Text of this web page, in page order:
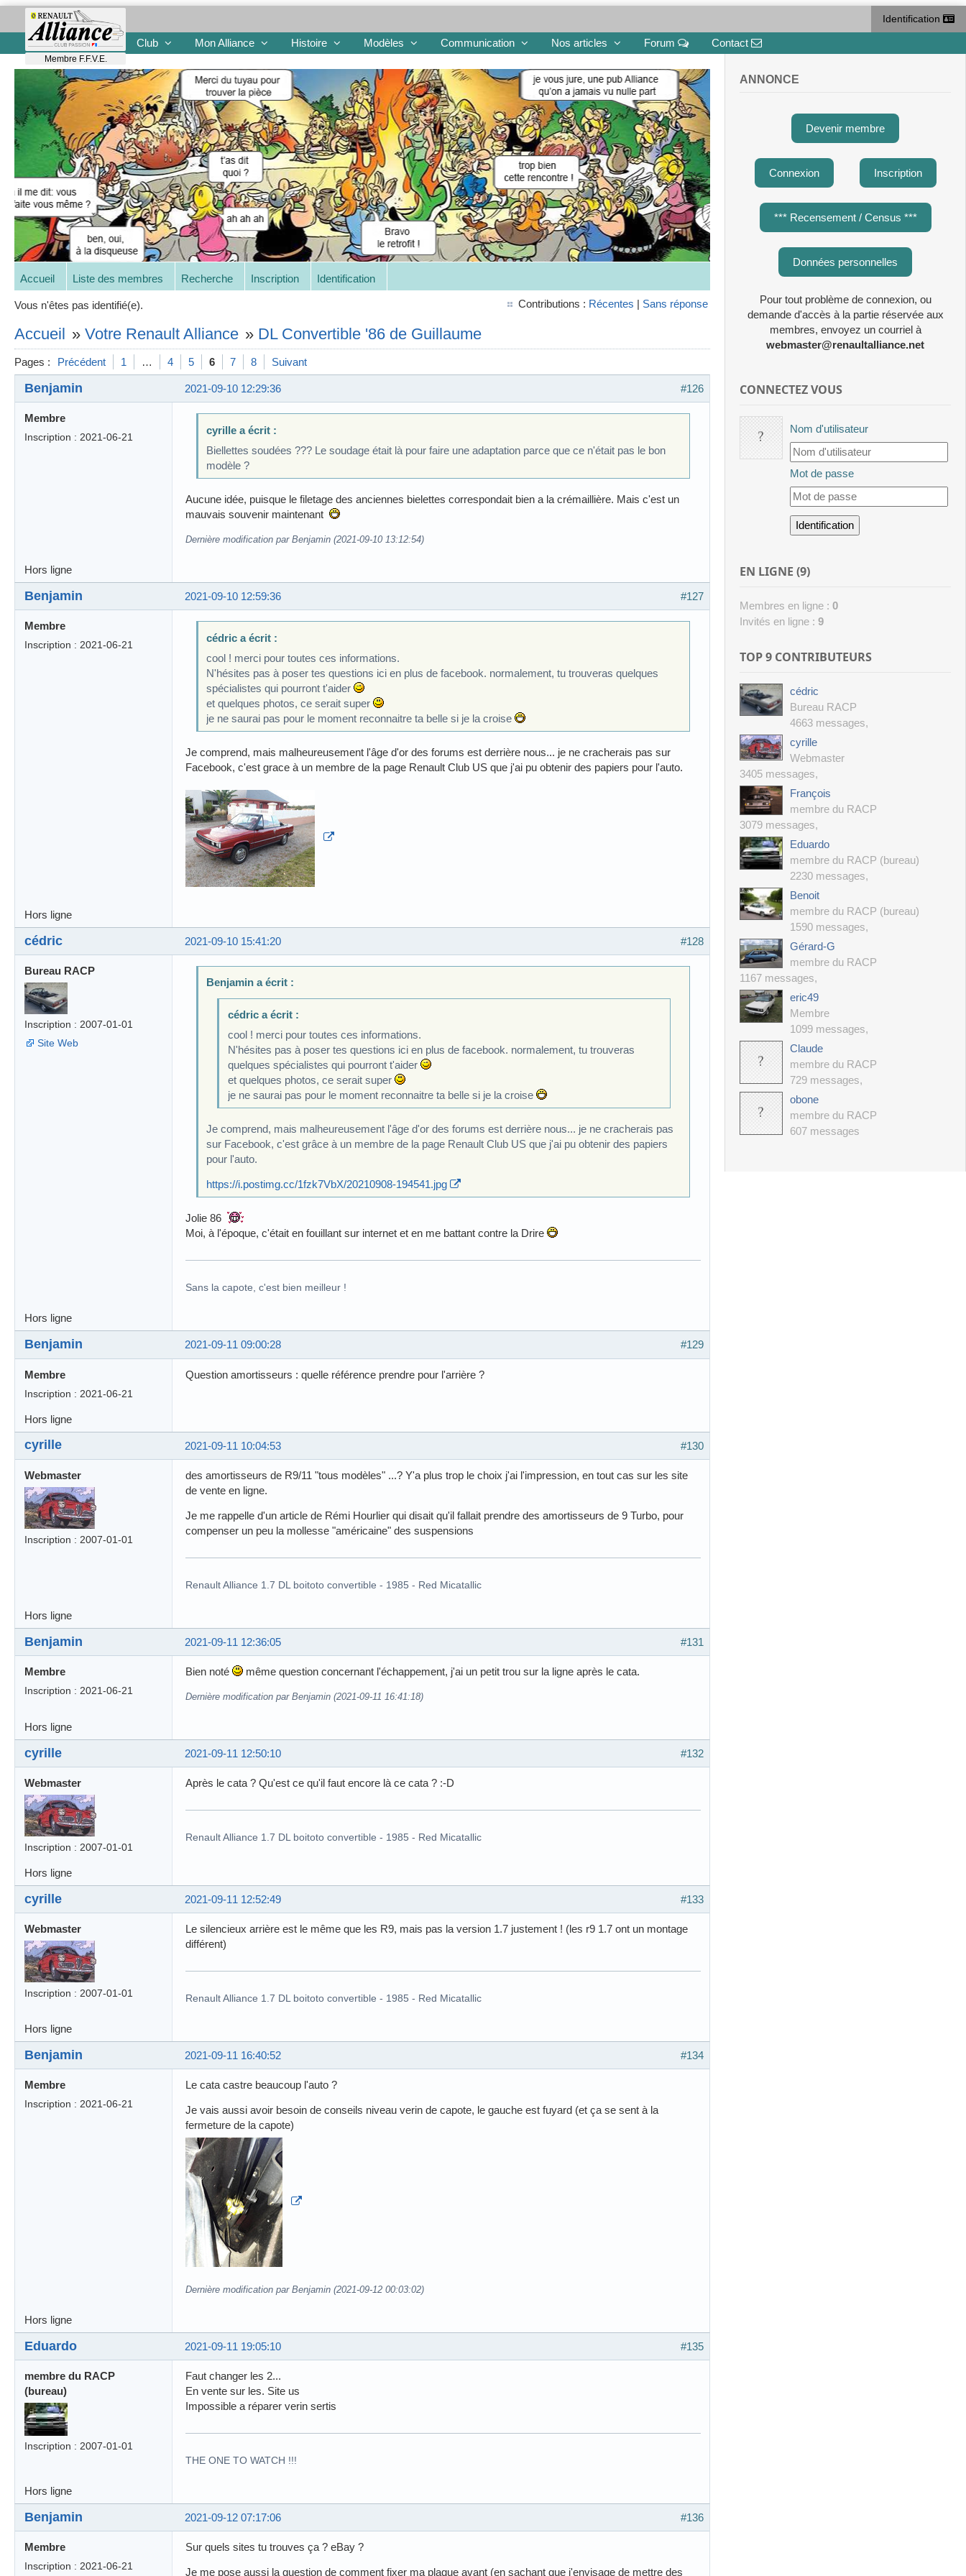
Membre F.F.V.E.
Identification
Club Mon Alliance Histoire Modèles Communication Nos articles Forum Contact
Accueil Liste des membres Recherche Inscription Identification
Vous n'êtes pas identifié(e). Contributions : Récentes | Sans réponse
Accueil » Votre Renault Alliance » DL Convertible '86 de Guillaume
Pages : Précédent 1 … 4 5 6 7 8 Suivant
#126
2021-09-10 12:29:36
Benjamin
Membre
Inscription : 2021-06-21
cyrille a écrit :
Biellettes soudées ??? Le soudage était là pour faire une adaptation parce que ce n'était pas le bon
modèle ?
Aucune idée, puisque le filetage des anciennes bielettes correspondait bien a la crémaillière. Mais c'est un
mauvais souvenir maintenant
Dernière modification par Benjamin (2021-09-10 13:12:54)
Hors ligne
#127
2021-09-10 12:59:36
Benjamin
Membre
Inscription : 2021-06-21
cédric a écrit :
cool ! merci pour toutes ces informations.
N'hésites pas à poser tes questions ici en plus de facebook. normalement, tu trouveras quelques
spécialistes qui pourront t'aider
et quelques photos, ce serait super
je ne saurai pas pour le moment reconnaitre ta belle si je la croise
Je comprend, mais malheureusement l'âge d'or des forums est derrière nous... je ne cracherais pas sur
Facebook, c'est grace à un membre de la page Renault Club US que j'ai pu obtenir des papiers pour l'auto.
Hors ligne
#128
2021-09-10 15:41:20
cédric
Bureau RACP
Inscription : 2007-01-01
Site Web
Benjamin a écrit :
cédric a écrit :
cool ! merci pour toutes ces informations.
N'hésites pas à poser tes questions ici en plus de facebook. normalement, tu trouveras
quelques spécialistes qui pourront t'aider
et quelques photos, ce serait super
je ne saurai pas pour le moment reconnaitre ta belle si je la croise
Je comprend, mais malheureusement l'âge d'or des forums est derrière nous... je ne cracherais pas
sur Facebook, c'est grâce à un membre de la page Renault Club US que j'ai pu obtenir des papiers
pour l'auto.
https://i.postimg.cc/1fzk7VbX/20210908-194541.jpg
Jolie 86
Moi, à l'époque, c'était en fouillant sur internet et en me battant contre la Drire
Sans la capote, c'est bien meilleur !
Hors ligne
#129
2021-09-11 09:00:28
Benjamin
Membre
Inscription : 2021-06-21
Question amortisseurs : quelle référence prendre pour l'arrière ?
Hors ligne
#130
2021-09-11 10:04:53
cyrille
Webmaster
Inscription : 2007-01-01
des amortisseurs de R9/11 "tous modèles" ...? Y'a plus trop le choix j'ai l'impression, en tout cas sur les site
de vente en ligne.
Je me rappelle d'un article de Rémi Hourlier qui disait qu'il fallait prendre des amortisseurs de 9 Turbo, pour
compenser un peu la mollesse "américaine" des suspensions
Renault Alliance 1.7 DL boitoto convertible - 1985 - Red Micatallic
Hors ligne
#131
2021-09-11 12:36:05
Benjamin
Membre
Inscription : 2021-06-21
Bien noté même question concernant l'échappement, j'ai un petit trou sur la ligne après le cata.
Dernière modification par Benjamin (2021-09-11 16:41:18)
Hors ligne
#132
2021-09-11 12:50:10
cyrille
Webmaster
Inscription : 2007-01-01
Après le cata ? Qu'est ce qu'il faut encore là ce cata ? :-D
Renault Alliance 1.7 DL boitoto convertible - 1985 - Red Micatallic
Hors ligne
#133
2021-09-11 12:52:49
cyrille
Webmaster
Inscription : 2007-01-01
Le silencieux arrière est le même que les R9, mais pas la version 1.7 justement ! (les r9 1.7 ont un montage
différent)
Renault Alliance 1.7 DL boitoto convertible - 1985 - Red Micatallic
Hors ligne
#134
2021-09-11 16:40:52
Benjamin
Membre
Inscription : 2021-06-21
Le cata castre beaucoup l'auto ?
Je vais aussi avoir besoin de conseils niveau verin de capote, le gauche est fuyard (et ça se sent à la
fermeture de la capote)
Dernière modification par Benjamin (2021-09-12 00:03:02)
Hors ligne
#135
2021-09-11 19:05:10
Eduardo
membre du RACP
(bureau)
Inscription : 2007-01-01
Faut changer les 2...
En vente sur les. Site us
Impossible a réparer verin sertis
THE ONE TO WATCH !!!
Hors ligne
#136
2021-09-12 07:17:06
Benjamin
Membre
Inscription : 2021-06-21
Sur quels sites tu trouves ça ? eBay ?
Je me pose aussi la question de comment fixer ma plaque avant (en sachant que j'envisage de mettre des
ANNONCE
Devenir membre
Connexion Inscription
*** Recensement / Census ***
Données personnelles
Pour tout problème de connexion, ou
demande d'accès à la partie réservée aux
membres, envoyez un courriel à
webmaster@renaultalliance.net
CONNECTEZ VOUS
Nom d'utilisateur
Mot de passe
EN LIGNE (9)
Membres en ligne : 0
Invités en ligne : 9
TOP 9 CONTRIBUTEURS
cédric
Bureau RACP
4663 messages,
cyrille
Webmaster
3405 messages,
François
membre du RACP
3079 messages,
Eduardo
membre du RACP (bureau)
2230 messages,
Benoit
membre du RACP (bureau)
1590 messages,
Gérard-G
membre du RACP
1167 messages,
eric49
Membre
1099 messages,
Claude
membre du RACP
729 messages,
obone
membre du RACP
607 messages